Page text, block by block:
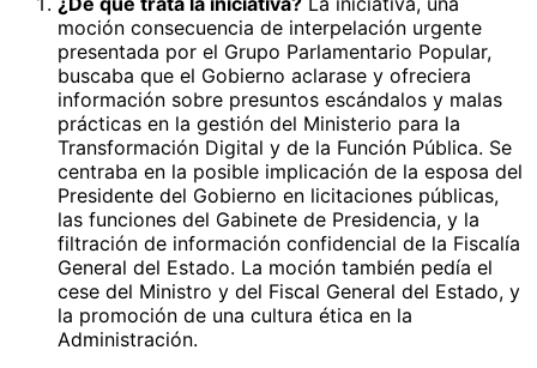
moción consecuencia de interpelación urgente
presentada por el Grupo Parlamentario Popular,
buscaba que el Gobierno aclarase y ofreciera
información sobre presuntos escándalos y malas
prácticas en la gestión del Ministerio para la
Transformación Digital y de la Función Pública. Se
centraba en la posible implicación de la esposa del
Presidente del Gobierno en licitaciones públicas,
las funciones del Gabinete de Presidencia, y la
filtración de información confidencial de la Fiscalía
General del Estado. La moción también pedía el
cese del Ministro y del Fiscal General del Estado, y
la promoción de una cultura ética en la
Administración.